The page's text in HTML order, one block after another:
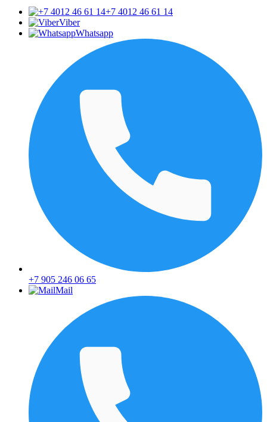
+7 4012 46 61 14
Viber
Whatsapp
+7 905 246 06 65
Mail